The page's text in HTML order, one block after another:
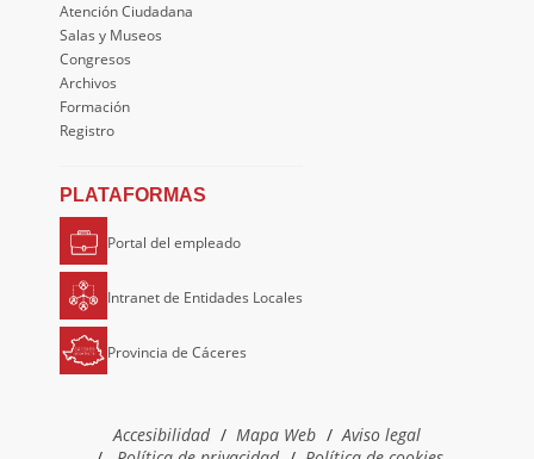
Atención Ciudadana
Salas y Museos
Congresos
Archivos
Formación
Registro
PLATAFORMAS
Portal del empleado
Intranet de Entidades Locales
Provincia de Cáceres
Accesibilidad Mapa Web
Aviso legal